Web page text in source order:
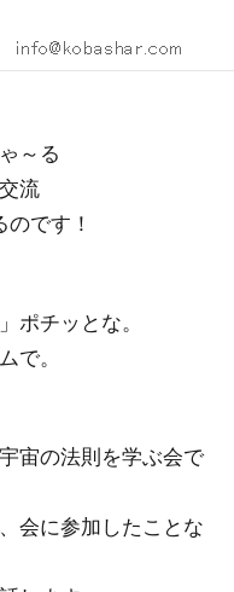
～る
流
です！
チッとな。
で。
宙の法則を学ぶ会で
会に参加したことな